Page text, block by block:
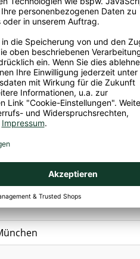
Öl und Dattelpulver auf
Erdnüssen und Sesam
0,1%, Tonkabohne*.